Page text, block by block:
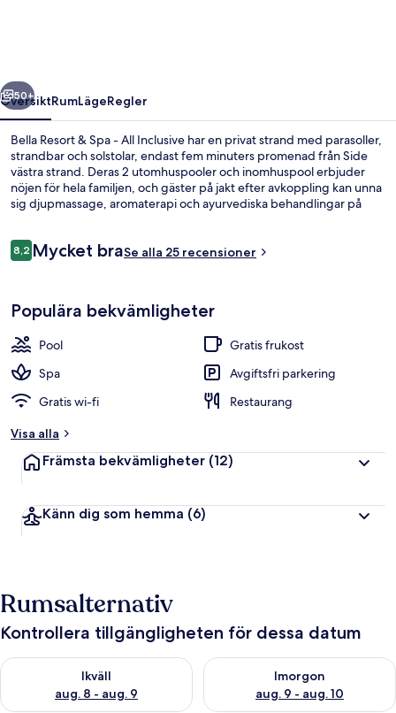
Inclusive
Nästa
50+
ÖversiktRumLägeRegler
Bella Resort & Spa - All Inclusive har en privat strand med parasoller,
strandbar och solstolar, endast fem minuters promenad från Side
västra strand. Deras 2 utomhuspooler och inomhuspool erbjuder
nöjen för hela familjen, och gäster på jakt efter avkoppling kan unna
sig djupmassage, aromaterapi och ayurvediska behandlingar på
till en nattklubb, en gratis barnklubb och en bar vid poolen.
Recensioner
8,28,2 av 10,
Mycket braSe alla 25 recensioner
Populära bekvämligheter
Pool
Gratis frukost
Spa
Avgiftsfri parkering
Gratis wi-fi
Restaurang
Visa alla
Främsta bekvämligheter (12)
Känn dig som hemma (6)
Rumsalternativ
Kontrollera tillgängligheten för dessa datum
Ikväll
aug. 8 - aug. 9
Kontrollera tillgängligheten för ikväll aug. 8 - aug. 9
Imorgon
aug. 9 - aug. 10
Kontrollera tillgängligheten